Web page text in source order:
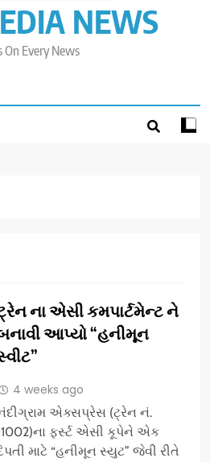
NEWS
On Every News
ના એસી કમપાર્ટમેન્ટ ને
આપ્યો “હનીમૂન
4 weeks ago
એક્સપ્રેસ (ટ્રેન નં.
ફર્સ્ટ એસી કૂપેને એક
માટે “હનીમૂન સ્યુટ” જેવી રીતે